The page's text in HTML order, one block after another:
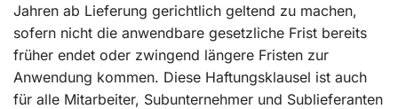
Jahren ab Lieferung gerichtlich geltend zu machen,
sofern nicht die anwendbare gesetzliche Frist bereits
früher endet oder zwingend längere Fristen zur
Anwendung kommen. Diese Haftungsklausel ist auch
für alle Mitarbeiter, Subunternehmer und Sublieferanten